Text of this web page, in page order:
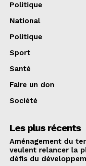
Politique
National
Politique
Sport
Santé
Faire un don
Société
Les plus récents
Aménagement du
veulent relancer la
défis du